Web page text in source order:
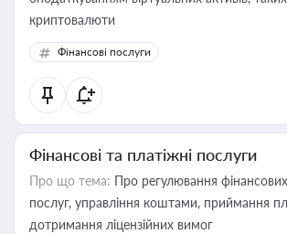
криптовалюти
Фінансові послуги
Фінансові та платіжні послуги
Про що тема: Про регулювання
послуг, управління коштами, приймання платежів та
дотримання ліцензійних вимог